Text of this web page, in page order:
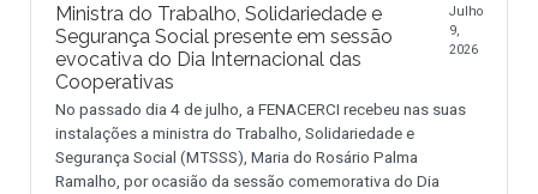
Ministra do Trabalho, Solidariedade e
Segurança Social presente em sessão
evocativa do Dia Internacional das
Cooperativas
Julho
9,
2026
No passado dia 4 de julho, a FENACERCI recebeu nas suas
instalações a ministra do Trabalho, Solidariedade e
Segurança Social (MTSSS), Maria do Rosário Palma
Ramalho, por ocasião da sessão comemorativa do Dia